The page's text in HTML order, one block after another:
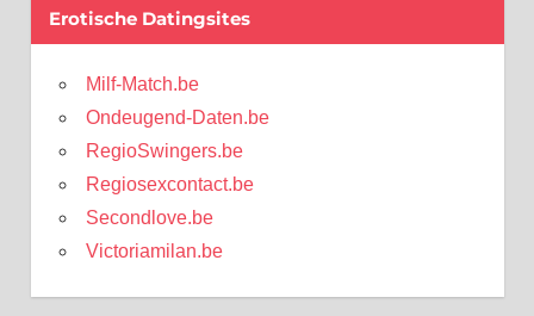
Erotische Datingsites
Milf-Match.be
Ondeugend-Daten.be
RegioSwingers.be
Regiosexcontact.be
Secondlove.be
Victoriamilan.be